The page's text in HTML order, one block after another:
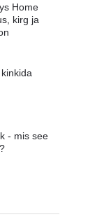
Home
kirg ja
- mis see